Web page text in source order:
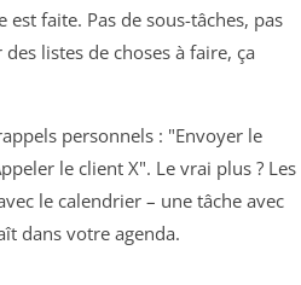
faite. Pas de sous-tâches, pas
listes de choses à faire, ça
personnels : "Envoyer le
le client X". Le vrai plus ? Les
le calendrier – une tâche avec
dans votre agenda.